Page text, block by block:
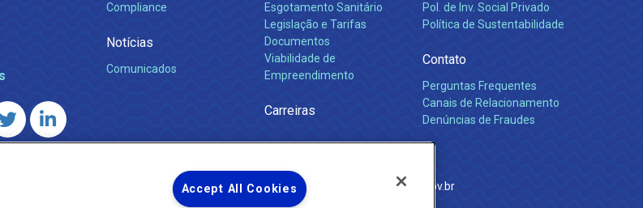
Compliance
Notícias
Comunicados
Esgotamento Sanitário
Legislação e Tarifas
Documentos
Viabilidade de
Empreendimento
Carreiras
Pol. de Inv. Social Privado
Política de Sustentabilidade
Contato
Perguntas Frequentes
Canais de Relacionamento
Denúncias de Fraudes
de Energia e Saneamento do Estado do Rio de Janeiro
ouvidoria.agenersa@gmail.com http://www.agenersa.rj.gov.br
Accept All Cookies